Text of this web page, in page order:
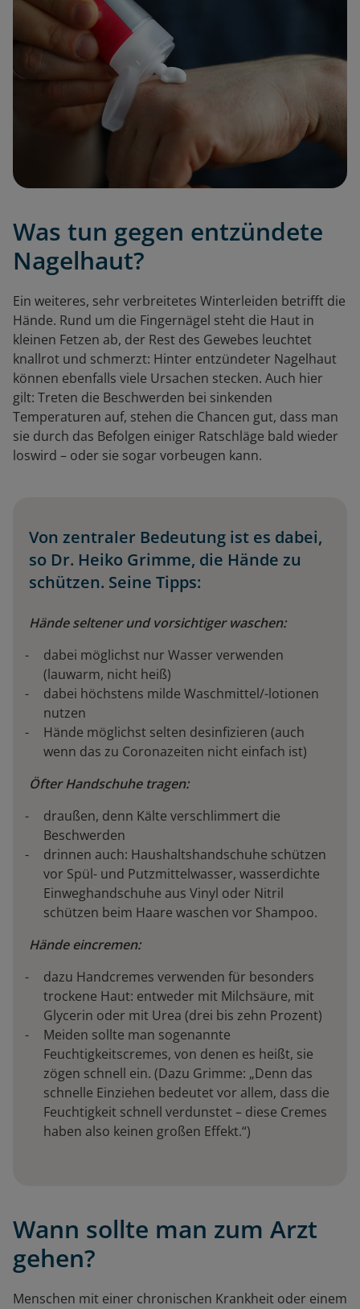
Was tun gegen entzündete
Nagelhaut?
Ein weiteres, sehr verbreitetes Winterleiden betrifft die
Hände. Rund um die Fingernägel steht die Haut in
kleinen Fetzen ab, der Rest des Gewebes leuchtet
knallrot und schmerzt: Hinter entzündeter Nagelhaut
können ebenfalls viele Ursachen stecken. Auch hier
gilt: Treten die Beschwerden bei sinkenden
Temperaturen auf, stehen die Chancen gut, dass man
sie durch das Befolgen einiger Ratschläge bald wieder
loswird – oder sie sogar vorbeugen kann.
Von zentraler Bedeutung ist es dabei,
so Dr. Heiko Grimme, die Hände zu
schützen. Seine Tipps:
Hände seltener und vorsichtiger waschen:
dabei möglichst nur Wasser verwenden
(lauwarm, nicht heiß)
dabei höchstens milde Waschmittel/-lotionen
nutzen
Hände möglichst selten desinfizieren (auch
wenn das zu Coronazeiten nicht einfach ist)
Öfter Handschuhe tragen:
draußen, denn Kälte verschlimmert die
Beschwerden
drinnen auch: Haushaltshandschuhe schützen
vor Spül- und Putzmittelwasser, wasserdichte
Einweghandschuhe aus Vinyl oder Nitril
schützen beim Haare waschen vor Shampoo.
Hände eincremen:
dazu Handcremes verwenden für besonders
trockene Haut: entweder mit Milchsäure, mit
Glycerin oder mit Urea (drei bis zehn Prozent)
Meiden sollte man sogenannte
Feuchtigkeitscremes, von denen es heißt, sie
zögen schnell ein. (Dazu Grimme: „Denn das
schnelle Einziehen bedeutet vor allem, dass die
Feuchtigkeit schnell verdunstet – diese Cremes
haben also keinen großen Effekt.“)
Wann sollte man zum Arzt
gehen?
Menschen mit einer chronischen Krankheit oder einem